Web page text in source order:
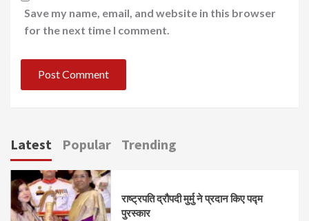
Save my name, email, and website in this browser
for the next time I comment.
Latest Popular Trending
राष्ट्रपति द्रौपदी मुर्मु ने प्रदान किए पद्म
पुरस्कार